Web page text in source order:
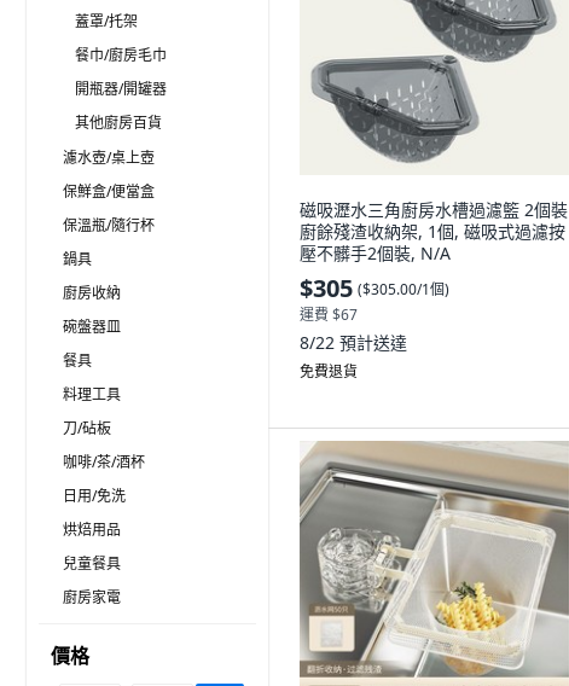
蓋罩/托架
餐巾/廚房毛巾
開瓶器/開罐器
其他廚房百貨
濾水壺/桌上壺
保鮮盒/便當盒
保溫瓶/隨行杯
鍋具
廚房收納
碗盤器皿
餐具
料理工具
刀/砧板
咖啡/茶/酒杯
日用/免洗
烘焙用品
兒童餐具
廚房家電
價格
磁吸瀝水三角廚房水槽過濾籃 2個裝
廚餘殘渣收納架, 1個, 磁吸式過濾按
壓不髒手2個裝, N/A
$305 ($305.00/1個)
運費 $67
8/22 預計送達
免費退貨